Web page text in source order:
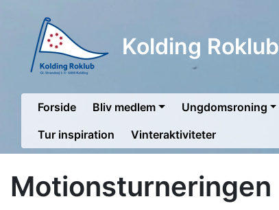
Kolding Roklub
Forside Bliv medlem Ungdomsroning
Tur inspiration
Vinteraktiviteter
Motionsturneringen